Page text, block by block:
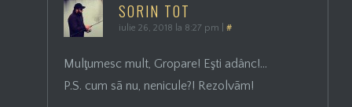
SORIN TOT
iulie 26, 2018 la 8:27 pm #
Mulţumesc mult, Gropare! Eşti adânc!…
P.S. cum sã nu, nenicule?! Rezolvãm!